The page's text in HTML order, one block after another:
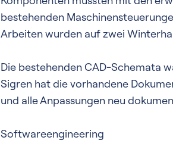
bestehenden
Arbeiten wurden auf zwei
Die bestehenden CAD-Schemata
Sigren hat die vorhandene
und alle Anpassungen neu
Softwareengineering